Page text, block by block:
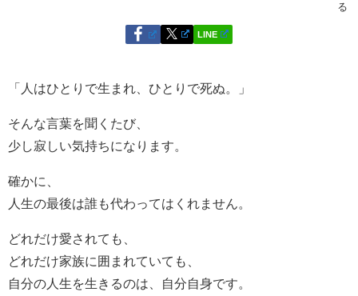
る
LINE
「人はひとりで生まれ、ひとりで死ぬ。」
そんな言葉を聞くたび、
少し寂しい気持ちになります。
確かに、
人生の最後は誰も代わってはくれません。
どれだけ愛されても、
どれだけ家族に囲まれていても、
自分の人生を生きるのは、自分自身です。